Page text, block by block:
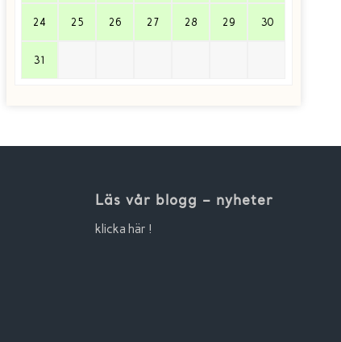
24 25 26 27 28 29 30
31
Läs vår blogg – nyheter
klicka här !